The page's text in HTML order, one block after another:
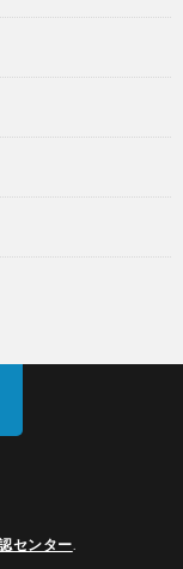
センター.